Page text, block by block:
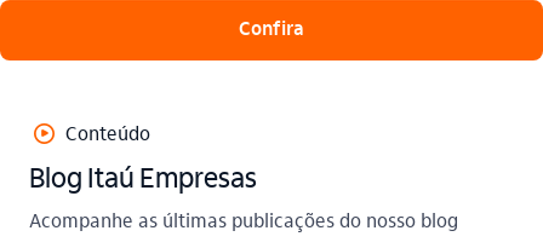
Confira
play_outline Conteúdo
Blog Itaú Empresas
Acompanhe as últimas publicações do nosso blog